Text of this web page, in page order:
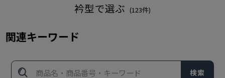
衿型で選ぶ (123件)
関連キーワード
検索